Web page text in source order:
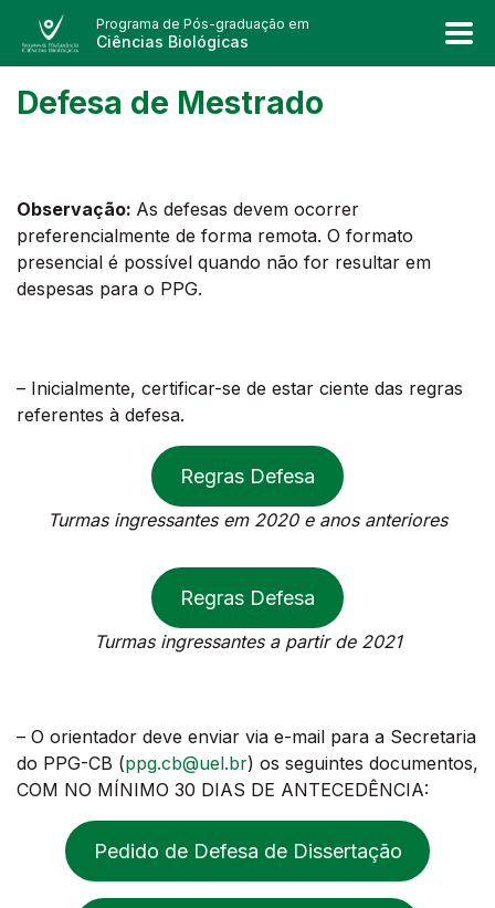
Programa de Pós-graduação em
Ciências Biológicas
Defesa de Mestrado
Observação: As defesas devem ocorrer
preferencialmente de forma remota. O formato
presencial é possível quando não for resultar em
despesas para o PPG.
– Inicialmente, certificar-se de estar ciente das regras
referentes à defesa.
Regras Defesa
Turmas ingressantes em 2020 e anos anteriores
Regras Defesa
Turmas ingressantes a partir de 2021
– O orientador deve enviar via e-mail para a Secretaria
do PPG-CB (ppg.cb@uel.br) os seguintes documentos,
COM NO MÍNIMO 30 DIAS DE ANTECEDÊNCIA:
Pedido de Defesa de Dissertação